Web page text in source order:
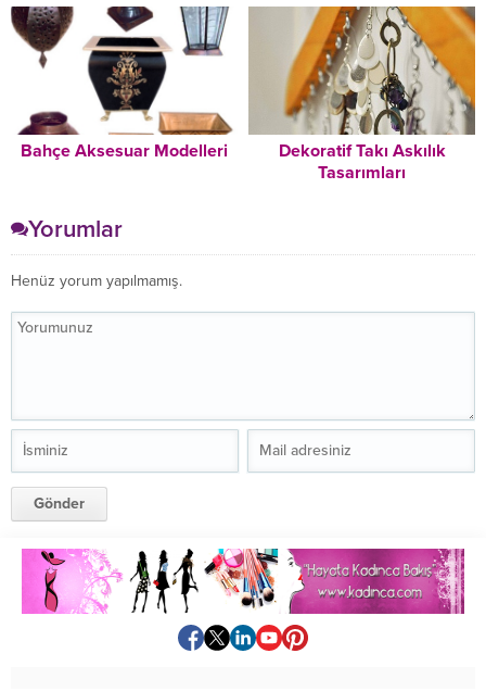
Bahçe Aksesuar Modelleri
Dekoratif Takı Askılık
Tasarımları
Yorumlar
Henüz yorum yapılmamış.